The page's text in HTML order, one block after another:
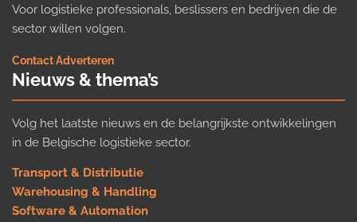
Voor logistieke professionals, beslissers en bedrijven die de
sector willen volgen.
Contact·Adverteren
Nieuws & thema’s
Volg het laatste nieuws en de belangrijkste ontwikkelingen
in de Belgische logistieke sector.
Transport & Distributie
Warehousing & Handling
Software & Automation